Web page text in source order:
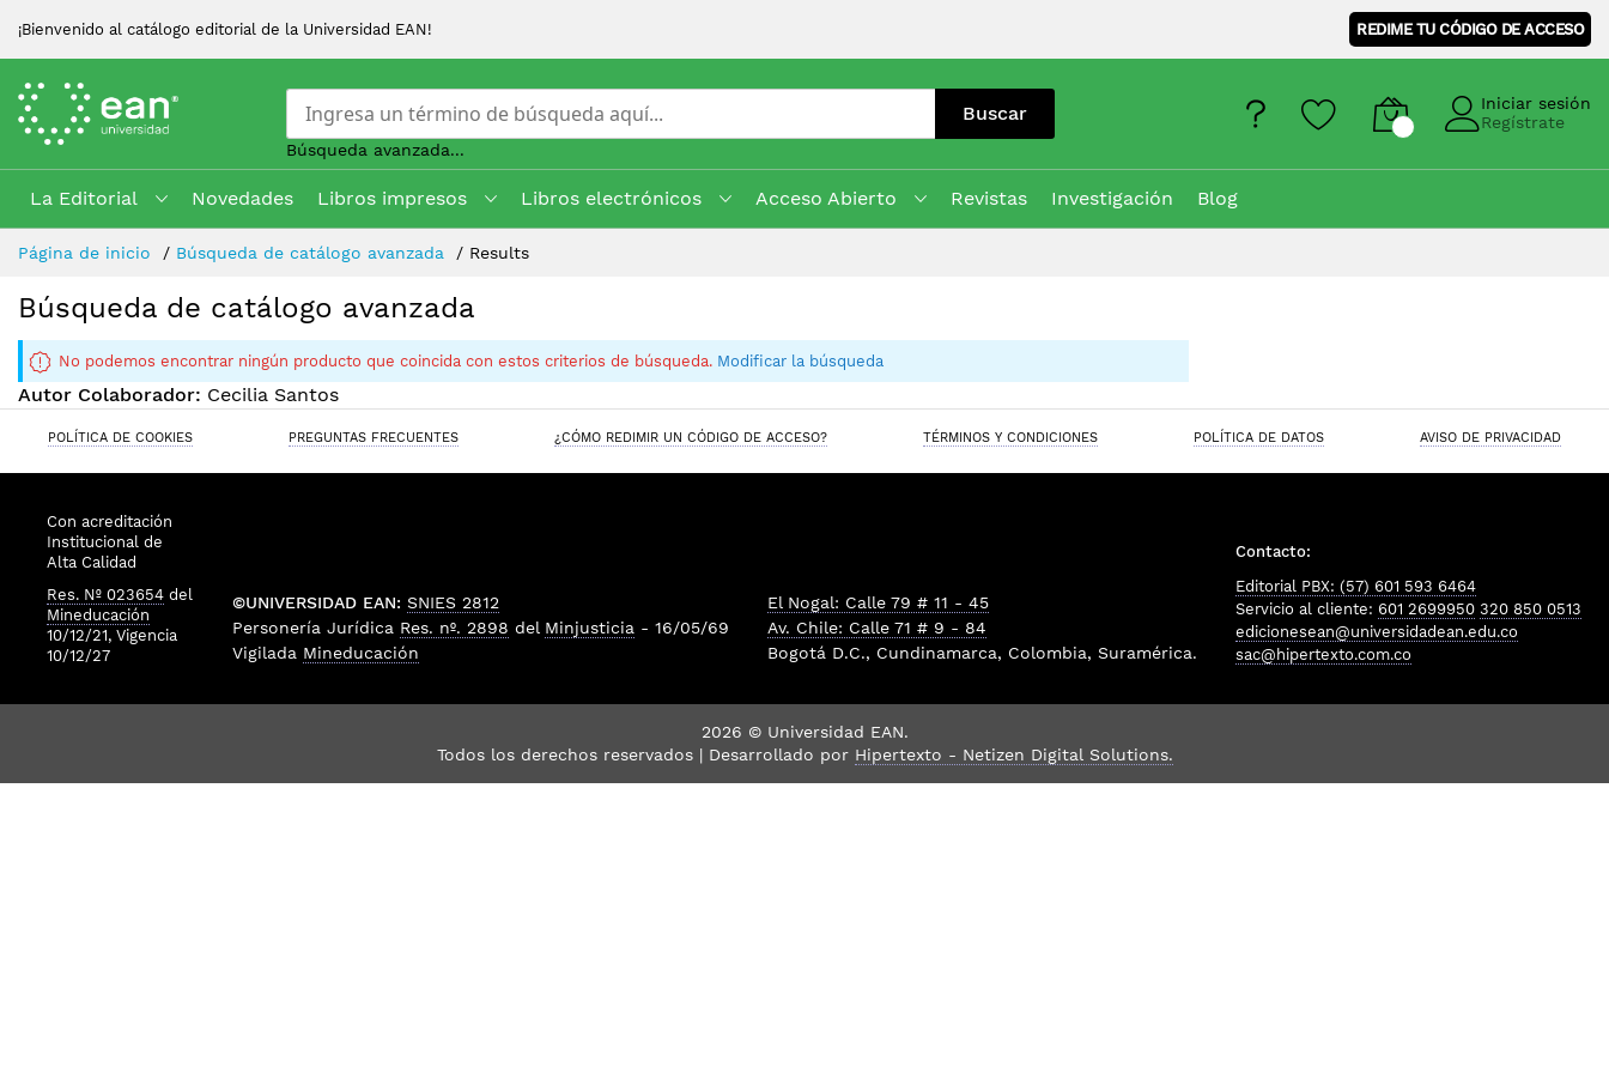
¡Bienvenido al catálogo editorial de la Universidad EAN! REDIME TU CÓDIGO DE ACCESO
Buscar
Búsqueda avanzada...
Iniciar sesión
Regístrate
La Editorial Novedades Libros impresos Libros electrónicos Acceso Abierto Revistas Investigación
Blog
Skip
Content
Página de inicio Búsqueda de catálogo avanzada Results
Búsqueda de catálogo avanzada
No podemos encontrar ningún producto que coincida con estos criterios de búsqueda. Modificar la búsqueda
Autor Colaborador: Cecilia Santos
POLÍTICA DE COOKIES PREGUNTAS FRECUENTES ¿CÓMO REDIMIR UN CÓDIGO DE ACCESO? TÉRMINOS Y CONDICIONES POLÍTICA DE DATOS AVISO DE PRIVACIDAD
Con acreditación
Institucional de
Alta Calidad
Res. Nº 023654 del
Mineducación
10/12/21, Vigencia
10/12/27
©UNIVERSIDAD EAN: SNIES 2812
Personería Jurídica Res. nº. 2898 del Minjusticia - 16/05/69
Vigilada Mineducación
El Nogal: Calle 79 # 11 - 45
Av. Chile: Calle 71 # 9 - 84
Bogotá D.C., Cundinamarca, Colombia, Suramérica.
Contacto:
Editorial PBX: (57) 601 593 6464
Servicio al cliente: 601 2699950 320 850 0513
edicionesean@universidadean.edu.co
sac@hipertexto.com.co
2026 © Universidad EAN.
Todos los derechos reservados | Desarrollado por Hipertexto - Netizen Digital Solutions.